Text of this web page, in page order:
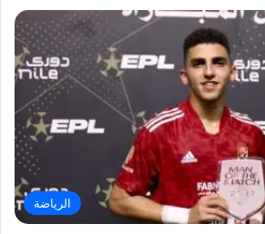
الرياضة